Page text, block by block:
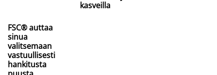
FSC® auttaa
sinua
valitsemaan
vastuullisesti
hankitusta
kasveilla